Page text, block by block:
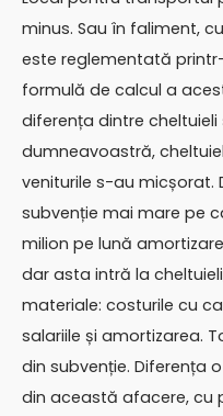
minus. Sau în faliment,
este reglementată
formulă de calcul a
diferența dintre cheltuieli
dumneavoastră,
veniturile s-au micșorat.
subvenție mai mare pe
milion pe lună
dar asta intră la
materiale: costurile cu
salariile și amortizarea.
din subvenție. Diferența
din această afacere, cu